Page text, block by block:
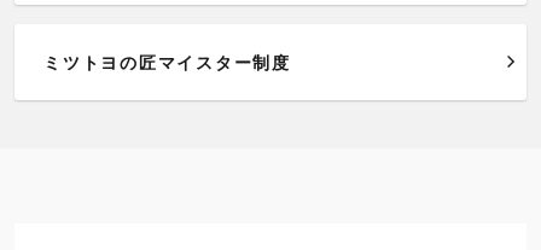
ミツトヨの匠マイスター制度